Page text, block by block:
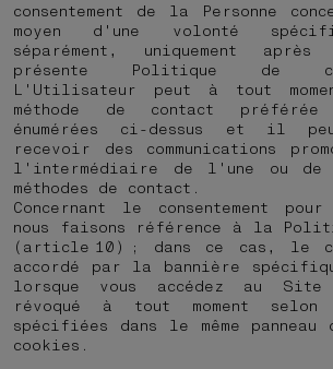
consentement de la Personne
moyen d'une volonté
séparément, uniquement
présente Politique de
L'Utilisateur peut à tout
méthode de contact
énumérées ci-dessus et il
recevoir des communications
l'intermédiaire de l'une ou de
méthodes de contact.
Concernant le consentement
nous faisons référence à la
(article 10) ; dans ce cas, le
accordé par la bannière
lorsque vous accédez au
révoqué à tout moment
spécifiées dans le même
cookies.